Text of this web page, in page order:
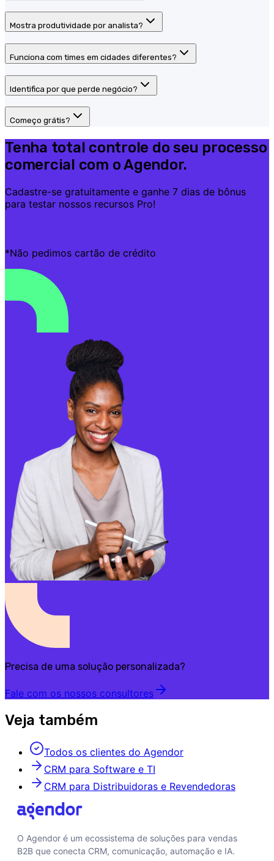
Mostra produtividade por analista?
Funciona com times em cidades diferentes?
Identifica por que perde negócio?
Começo grátis?
Tenha total controle do seu processo
comercial com o Agendor.
Cadastre-se gratuitamente e ganhe 7 dias de bônus
para testar nossos recursos Pro!
*Não pedimos cartão de crédito
Precisa de uma solução personalizada?
Fale com os nossos consultores
Veja também
Todos os clientes do Agendor
CRM para Software e TI
CRM para Distribuidoras e Revendedoras
O Agendor é um ecossistema de soluções para vendas
B2B que conecta CRM, comunicação, automação e IA.